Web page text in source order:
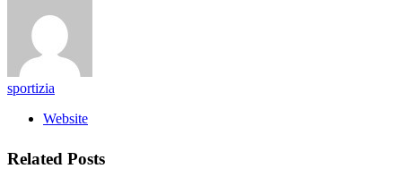
sportizia
Website
Related Posts